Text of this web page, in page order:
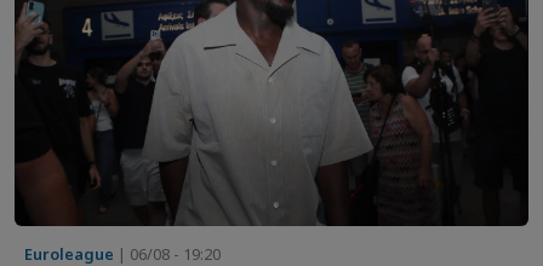
Euroleague | 06/08 - 19:20